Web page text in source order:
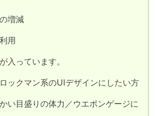
増減
用
入っています。
ックマン系のUIデザインにしたい方
い目盛りの体力／ウエポンゲージに